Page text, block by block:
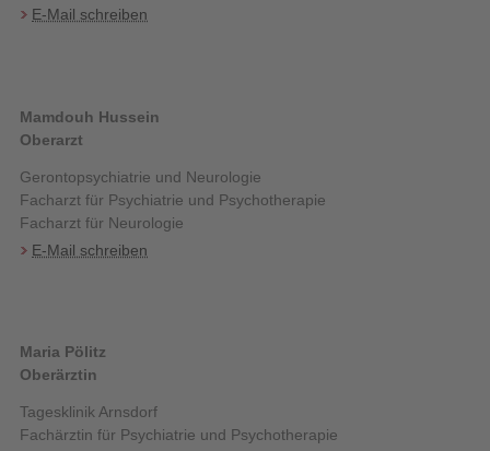
E-Mail schreiben
Mamdouh Hussein
Oberarzt
Gerontopsychiatrie und Neurologie
Facharzt für Psychiatrie und Psychotherapie
Facharzt für Neurologie
E-Mail schreiben
Maria Pölitz
Oberärztin
Tagesklinik Arnsdorf
Fachärztin für Psychiatrie und Psychotherapie